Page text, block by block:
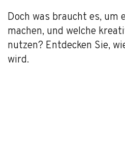
Doch was braucht es, um
machen, und welche
nutzen? Entdecken Sie,
wird.